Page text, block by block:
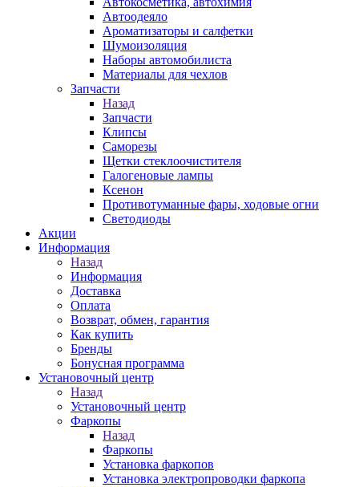
Автоодеяло
Ароматизаторы и салфетки
Шумоизоляция
Наборы автомобилиста
Материалы для чехлов
Запчасти
Назад
Запчасти
Клипсы
Саморезы
Щетки стеклоочистителя
Галогеновые лампы
Ксенон
Противотуманные фары, ходовые огни
Светодиоды
Акции
Информация
Назад
Информация
Доставка
Оплата
Возврат, обмен, гарантия
Как купить
Бренды
Бонусная программа
Установочный центр
Назад
Установочный центр
Фаркопы
Назад
Фаркопы
Установка фаркопов
Установка электропроводки фаркопа